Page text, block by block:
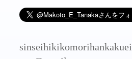
sinseihikikomorihankakuei